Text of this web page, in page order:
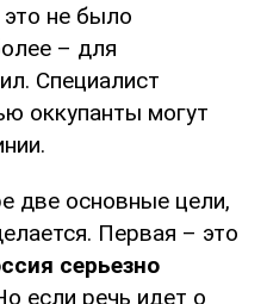
не было
– для
Специалист
оккупанты могут
две основные цели,
Первая – это
серьезно
если речь идет о